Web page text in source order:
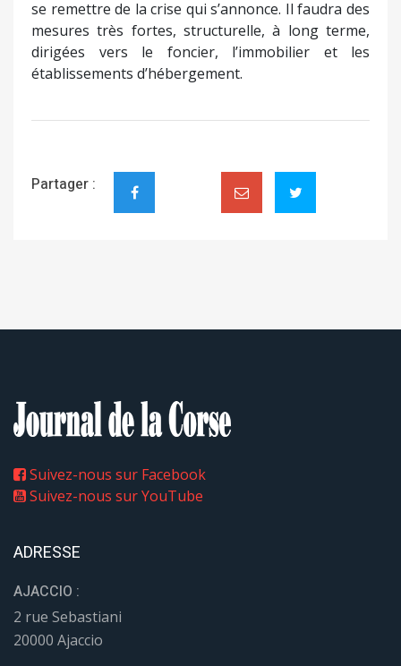
se remettre de la crise qui s’annonce. Il faudra des
mesures très fortes, structurelle, à long terme,
dirigées vers le foncier, l’immobilier et les
établissements d’hébergement.
Partager :
Suivez-nous sur Facebook
Suivez-nous sur YouTube
ADRESSE
AJACCIO :
2 rue Sebastiani
20000 Ajaccio